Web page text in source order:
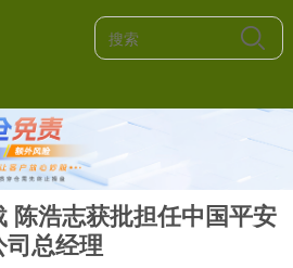
陈浩志获批担任中国平安
总经理